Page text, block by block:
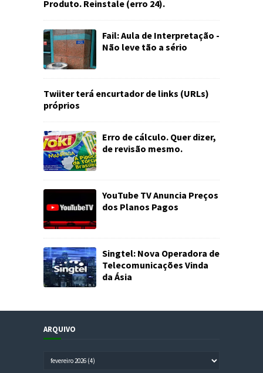
Produto. Reinstale (erro 24).
Fail: Aula de Interpretação -
Não leve tão a sério
Twiiter terá encurtador de links (URLs)
próprios
Erro de cálculo. Quer dizer,
de revisão mesmo.
YouTube TV Anuncia Preços
dos Planos Pagos
Singtel: Nova Operadora de
Telecomunicações Vinda
da Ásia
ARQUIVO